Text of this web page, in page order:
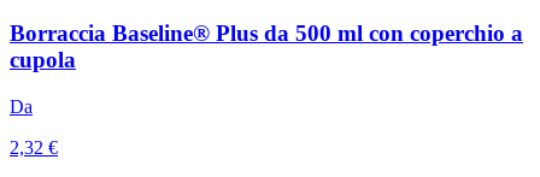
Borraccia Baseline® Plus da 500 ml con coperchio a
cupola
Da
2,32 €